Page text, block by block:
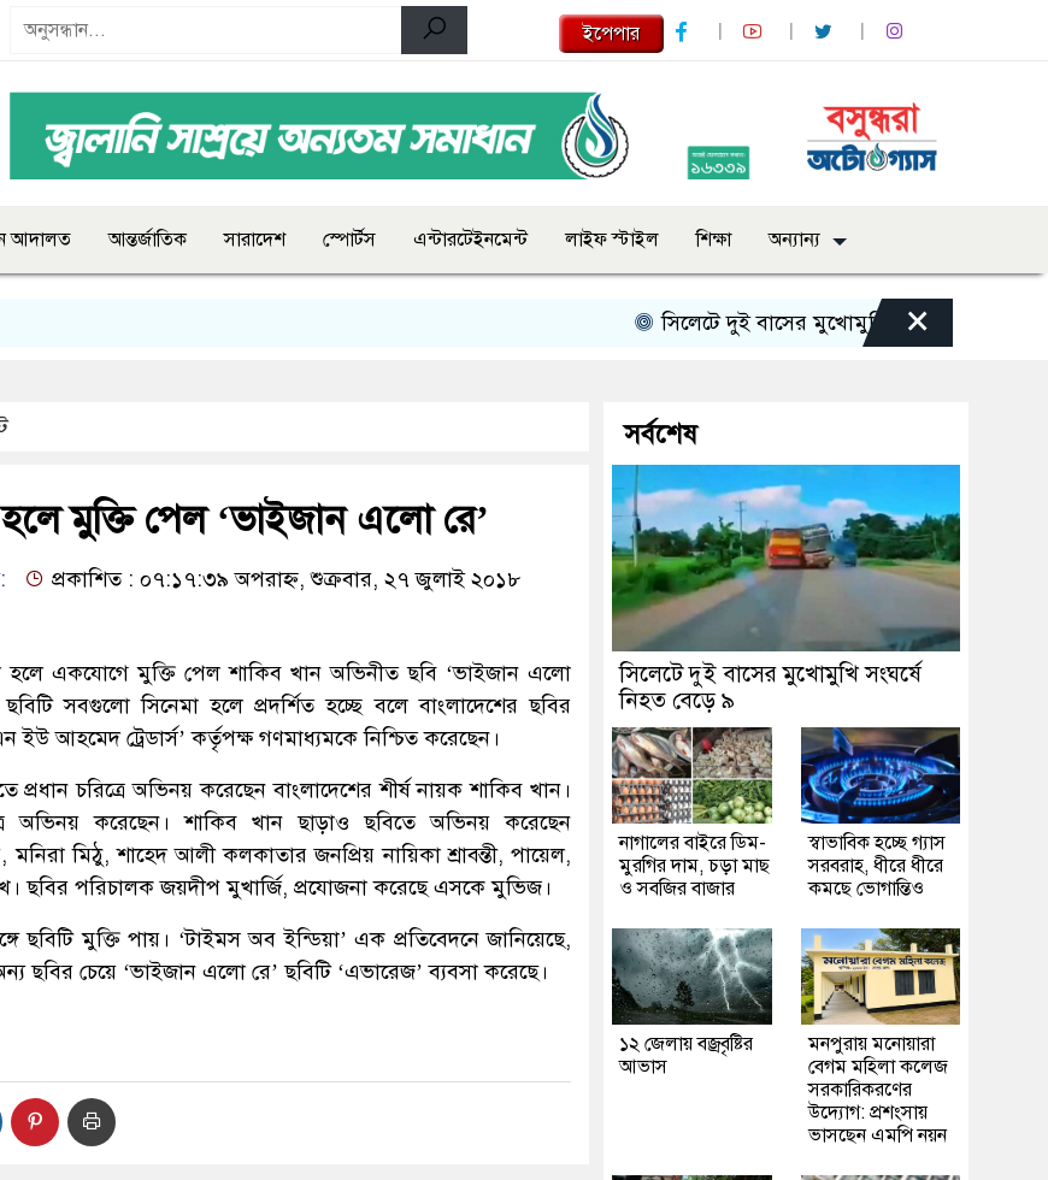
ইপেপার
আদালত আন্তর্জাতিক সারাদেশ স্পোর্টস এন্টারটেইনমেন্ট লাইফ স্টাইল শিক্ষা অন্যান্য
সিলেটে দুই বাসের মুখোমুখি সংঘর্ষে নিহত বেড়ে ৯
×
মুক্তি পেল ‘ভাইজান এলো রে’
প্রকাশিত : ০৭:১৭:৩৯ অপরাহ্ন, শুক্রবার, ২৭ জুলাই ২০১৮
হলে একযোগে মুক্তি পেল শাকিব খান অভিনীত ছবি ‘ভাইজান এলো
সবগুলো সিনেমা হলে প্রদর্শিত হচ্ছে বলে বাংলাদেশের ছবির
ইউ আহমেদ ট্রেডার্স’ কর্তৃপক্ষ গণমাধ্যমকে নিশ্চিত করেছেন।
প্রধান চরিত্রে অভিনয় করেছেন বাংলাদেশের শীর্ষ নায়ক শাকিব খান।
অভিনয় করেছেন। শাকিব খান ছাড়াও ছবিতে অভিনয় করেছেন
মনিরা মিঠু, শাহেদ আলী কলকাতার জনপ্রিয় নায়িকা শ্রাবন্তী, পায়েল,
ছবির পরিচালক জয়দীপ মুখার্জি, প্রযোজনা করেছে এসকে মুভিজ।
ছবিটি মুক্তি পায়। ‘টাইমস অব ইন্ডিয়া’ এক প্রতিবেদনে জানিয়েছে,
ছবির চেয়ে ‘ভাইজান এলো রে’ ছবিটি ‘এভারেজ’ ব্যবসা করেছে।
সর্বশেষ
সিলেটে দুই বাসের মুখোমুখি সংঘর্ষে
নিহত বেড়ে ৯
নাগালের বাইরে ডিম-
মুরগির দাম, চড়া মাছ
ও সবজির বাজার
স্বাভাবিক হচ্ছে গ্যাস
সরবরাহ, ধীরে ধীরে
কমছে ভোগান্তিও
১২ জেলায় বজ্রবৃষ্টির
আভাস
মনপুরায় মনোয়ারা
বেগম মহিলা কলেজ
সরকারিকরণের
উদ্যোগ: প্রশংসায়
ভাসছেন এমপি নয়ন